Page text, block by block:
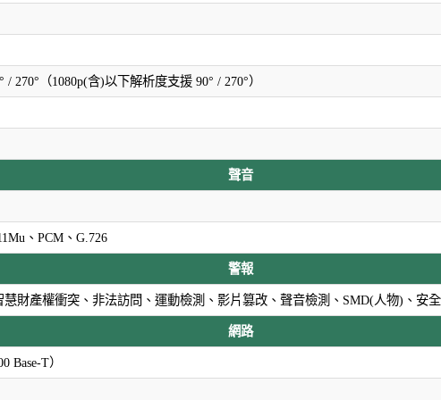
/ 270°（1080p(含)以下解析度支援 90° / 270°）
聲音
、PCM、G.726
警報
慧財產權衝突、非法訪問、運動檢測、影片篡改、聲音檢測、SMD(人物)、安
網路
Base-T）